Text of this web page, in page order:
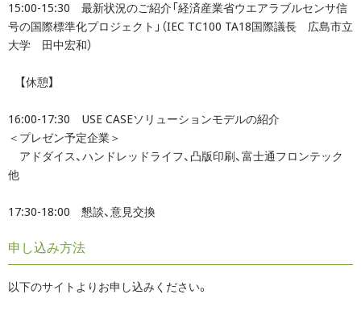
15:00-15:30 最新状況のご紹介「経済産業省ウエアラブルセンサ信
号の国際標準化プロジェクト」（IEC TC100 TA18国際議長 広島市立
大学 田中宏和）
【休憩】
16:00-17:30 USE CASEソリューションモデルの紹介
＜プレゼン予定企業＞
アドダイス、ハンドレッドライフ、凸版印刷、富士通フロンテック
他
17:30-18:00 懇談、意見交換
申し込み方法
以下のサイトよりお申し込みください。